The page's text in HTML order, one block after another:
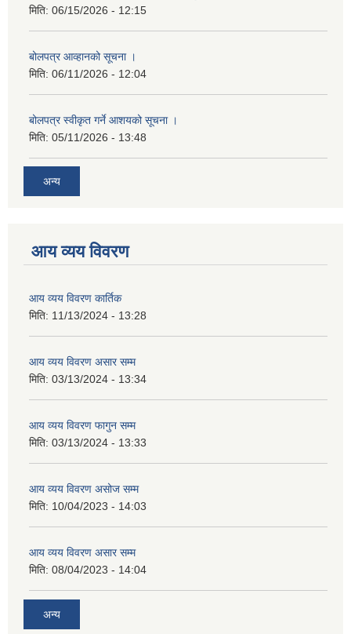
मिति: 06/15/2026 - 12:15
बोलपत्र आव्हानको सूचना ।
मिति: 06/11/2026 - 12:04
बोलपत्र स्वीकृत गर्ने आशयको सूचना ।
मिति: 05/11/2026 - 13:48
अन्य
आय व्यय विवरण
आय व्यय विवरण कार्तिक
मिति: 11/13/2024 - 13:28
आय व्यय विवरण असार सम्म
मिति: 03/13/2024 - 13:34
आय व्यय विवरण फागुन सम्म
मिति: 03/13/2024 - 13:33
आय व्यय विवरण असोज सम्म
मिति: 10/04/2023 - 14:03
आय व्यय विवरण असार सम्म
मिति: 08/04/2023 - 14:04
अन्य